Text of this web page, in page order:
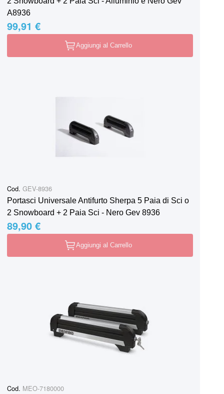
A8936
99,91 €
Aggiungi al Carrello
Cod. GEV-8936
Portasci Universale Antifurto Sherpa 5 Paia di Sci o
2 Snowboard + 2 Paia Sci - Nero Gev 8936
89,90 €
Aggiungi al Carrello
Cod. MEO-7180000